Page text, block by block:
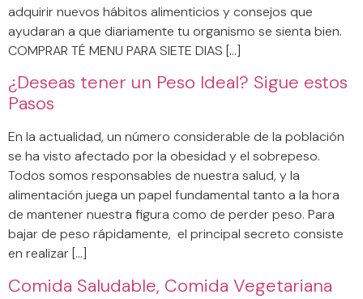
adquirir nuevos hábitos alimenticios y consejos que
ayudaran a que diariamente tu organismo se sienta bien.
COMPRAR TÉ MENU PARA SIETE DIAS […]
¿Deseas tener un Peso Ideal? Sigue estos
Pasos
En la actualidad, un número considerable de la población
se ha visto afectado por la obesidad y el sobrepeso.
Todos somos responsables de nuestra salud, y la
alimentación juega un papel fundamental tanto a la hora
de mantener nuestra figura como de perder peso. Para
bajar de peso rápidamente, el principal secreto consiste
en realizar […]
Comida Saludable, Comida Vegetariana